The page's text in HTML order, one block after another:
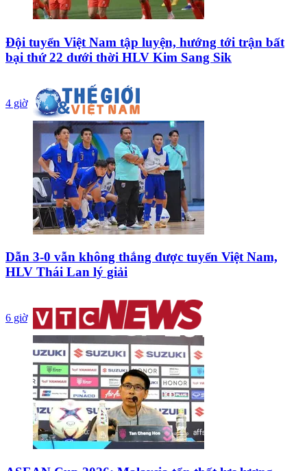
Đội tuyển Việt Nam tập luyện, hướng tới trận bất
bại thứ 22 dưới thời HLV Kim Sang Sik
4 giờ
Dẫn 3-0 vẫn không thắng được tuyển Việt Nam,
HLV Thái Lan lý giải
6 giờ